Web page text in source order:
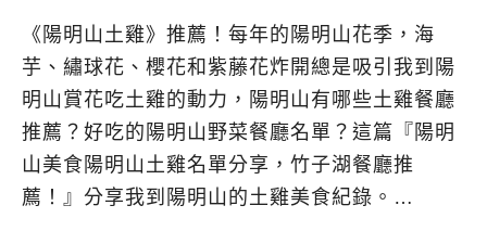
《陽明山土雞》推薦！每年的陽明山花季，海
芋、繡球花、櫻花和紫藤花炸開總是吸引我到陽
明山賞花吃土雞的動力，陽明山有哪些土雞餐廳
推薦？好吃的陽明山野菜餐廳名單？這篇『陽明
山美食陽明山土雞名單分享，竹子湖餐廳推
薦！』分享我到陽明山的土雞美食紀錄。…